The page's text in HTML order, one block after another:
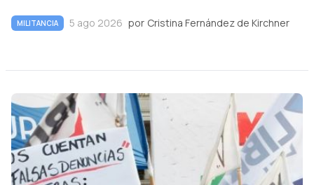
MILITANCIA 5 ago 2026 por Cristina Fernández de Kirchner